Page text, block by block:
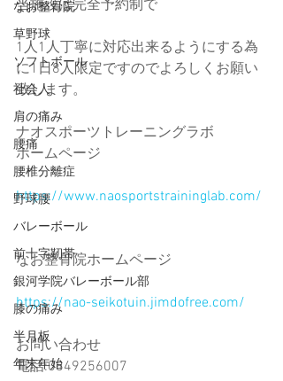
なお整骨院
草野球
ソフトボール
社会人
肩の痛み
腰痛
腰椎分離症
野球腰
バレーボール
前十字靭帯
銀河学院バレーボール部
膝の痛み
半月板
年末年始
当施設は完全予約制で
1人1人丁寧に対応出来るようにする為
に1日8人限定ですのでよろしくお願い
致します。
ナオスポーツトレーニングラボ
ホームページ
https://www.naosportstraininglab.com/
なお整骨院ホームページ
https://nao-seikotuin.jimdofree.com/
お問い合わせ
電話:0849256007